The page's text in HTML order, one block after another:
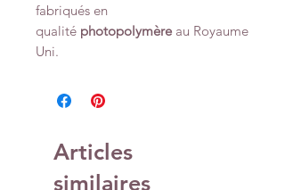
fabriqués en
qualité photopolymère au Royaume
Uni.
Articles
similaires